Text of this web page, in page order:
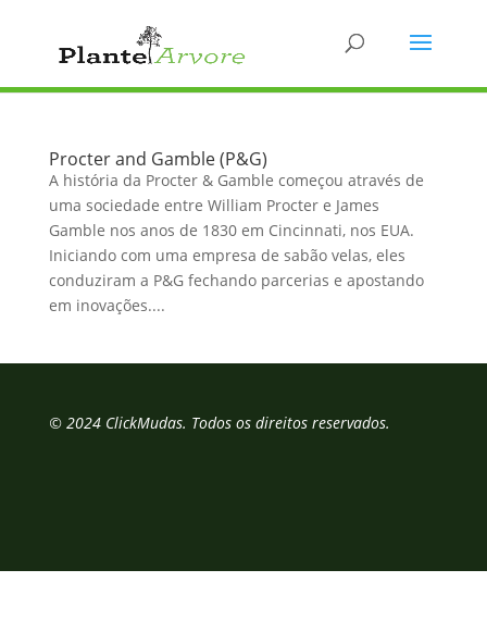
Procter and Gamble (P&G)
A história da Procter & Gamble começou através de
uma sociedade entre William Procter e James
Gamble nos anos de 1830 em Cincinnati, nos EUA.
Iniciando com uma empresa de sabão velas, eles
conduziram a P&G fechando parcerias e apostando
em inovações....
© 2024 ClickMudas. Todos os direitos reservados.